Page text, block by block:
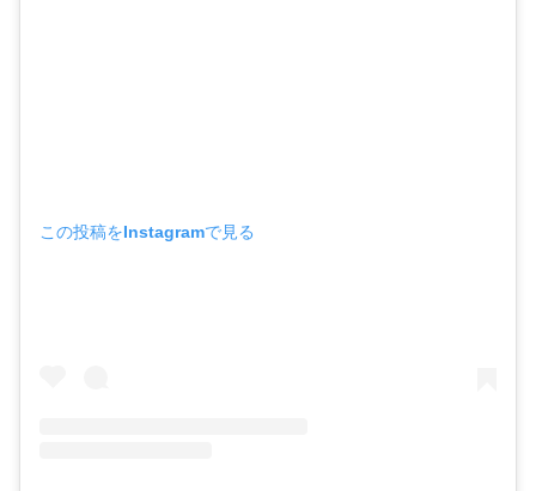
この投稿をInstagramで見る